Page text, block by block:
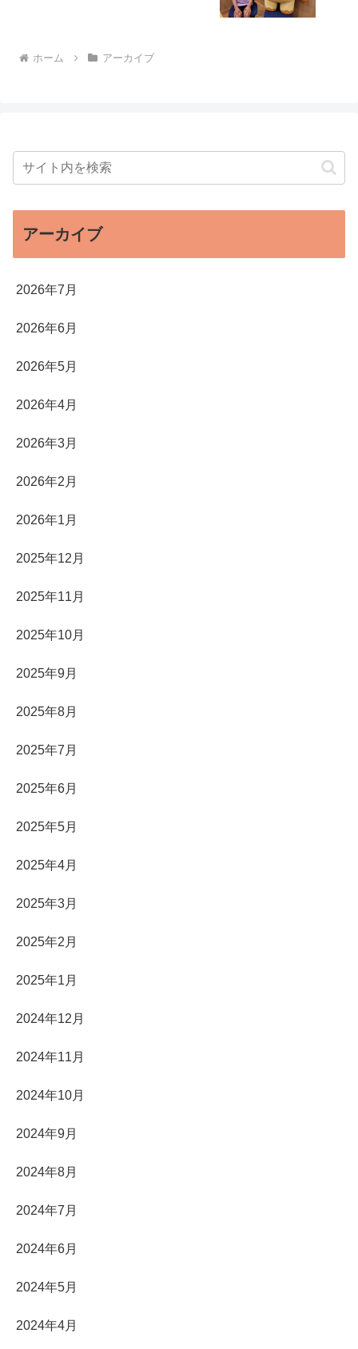
ホーム アーカイブ
アーカイブ
2026年7月
2026年6月
2026年5月
2026年4月
2026年3月
2026年2月
2026年1月
2025年12月
2025年11月
2025年10月
2025年9月
2025年8月
2025年7月
2025年6月
2025年5月
2025年4月
2025年3月
2025年2月
2025年1月
2024年12月
2024年11月
2024年10月
2024年9月
2024年8月
2024年7月
2024年6月
2024年5月
2024年4月